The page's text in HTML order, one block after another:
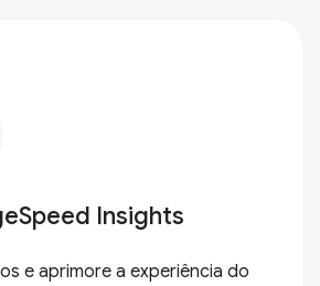
Insights
e aprimore a experiência do